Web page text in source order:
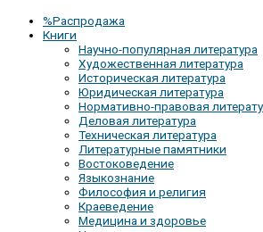
%Распродажа
Книги
Научно-популярная литература
Художественная литература
Историческая литература
Юридическая литература
Нормативно-правовая
Деловая литература
Техническая литература
Литературные памятники
Востоковедение
Языкознание
Философия и религия
Краеведение
Медицина и здоровье